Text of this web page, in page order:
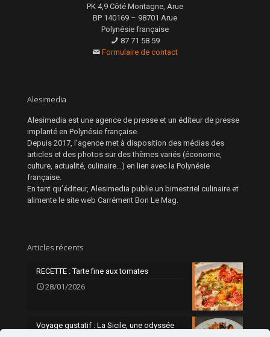
PK 4,9 Côté Montagne, Arue
BP 140169 – 98701 Arue
Polynésie française
87 71 58 59
Formulaire de contact
Alesimedia
Alesimedia est une agence de presse et un éditeur de presse
implanté en Polynésie française.
Depuis 2017, l’agence met à disposition des médias des
articles et des photos sur des thèmes variés (économie,
culture, actualité, culinaire…) en lien avec la Polynésie
française.
En tant qu’éditeur, Alesimedia publie un bimestriel culinaire et
alimente le site web Carrément Bon Le Mag.
Articles récents
RECETTE : Tarte fine aux tomates
28/01/2026
Voyage gustatif : La Sicile, une odyssée